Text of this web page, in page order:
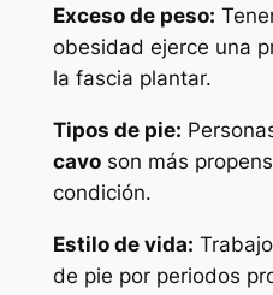
Exceso de peso:
obesidad ejerce una
la fascia plantar.
Tipos de pie:
cavoson más
condición.
Estilo de vida:
de pie por periodos